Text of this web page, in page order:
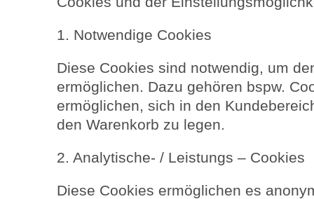
1. Notwendige Cookies
Diese Cookies sind notwendig, um
ermöglichen. Dazu gehören bspw.
ermöglichen, sich in den
den Warenkorb zu legen.
2. Analytische- / Leistungs – Cookies
Diese Cookies ermöglichen es